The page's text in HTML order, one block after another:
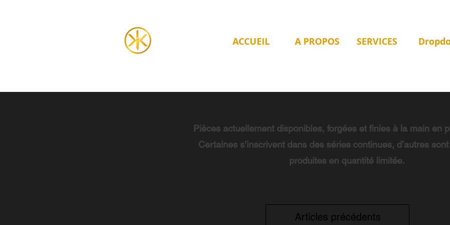
ACCUEIL A PROPOS SERVICES
Pièces actuellement disponibles, forgées et finies à la main en
Certaines s’inscrivent dans des séries continues, d’autres
produites en quantité limitée.
Articles précédents